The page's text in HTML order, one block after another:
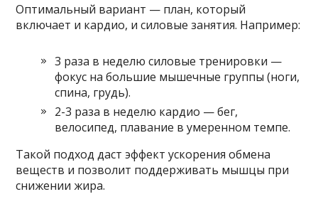
Оптимальный вариант — план, который
включает и кардио, и силовые занятия. Например:
3 раза в неделю силовые тренировки —
фокус на большие мышечные группы (ноги,
спина, грудь).
2-3 раза в неделю кардио — бег,
велосипед, плавание в умеренном темпе.
Такой подход даст эффект ускорения обмена
веществ и позволит поддерживать мышцы при
снижении жира.